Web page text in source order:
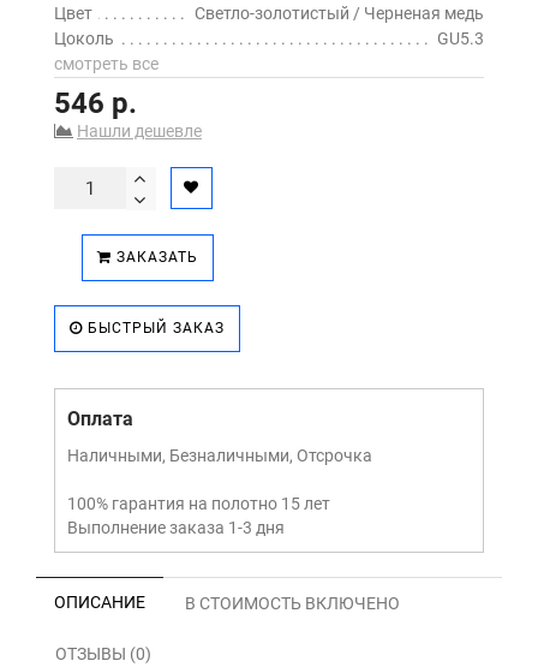
Цвет
Светло-золотистый / Черненая медь
Цоколь
GU5.3
смотреть все
546 р.
Нашли дешевле
ЗАКАЗАТЬ
БЫСТРЫЙ ЗАКАЗ
Оплата
Наличными, Безналичными, Отсрочка
100% гарантия на полотно 15 лет
Выполнение заказа 1-3 дня
ОПИСАНИЕ В СТОИМОСТЬ ВКЛЮЧЕНО
ОТЗЫВЫ (0)